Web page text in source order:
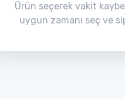
Ürün seçerek vakit
uygun zamanı seç ve